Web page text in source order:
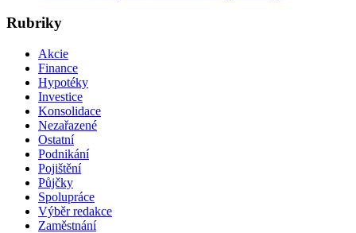
Rubriky
Akcie
Finance
Hypotéky
Investice
Konsolidace
Nezařazené
Ostatní
Podnikání
Pojištění
Půjčky
Spolupráce
Výběr redakce
Zaměstnání